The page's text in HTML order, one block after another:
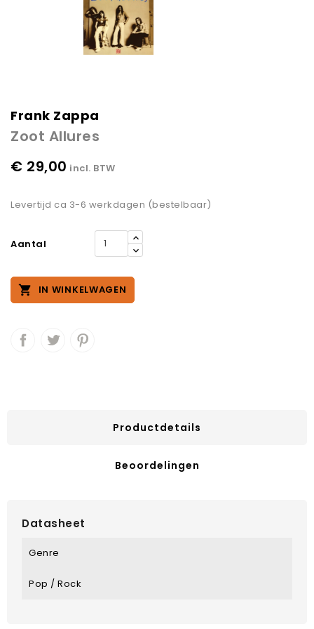
Frank Zappa
Zoot Allures
€ 29,00 incl. BTW
Levertijd ca 3-6 werkdagen (bestelbaar)
Aantal
 IN WINKELWAGEN
Productdetails
Beoordelingen
Datasheet
Genre
Pop / Rock